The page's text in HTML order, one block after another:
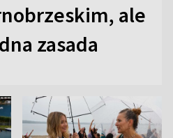
ale
zasada